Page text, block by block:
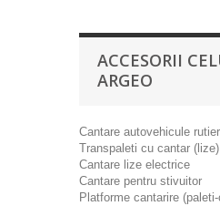
ACCESORII
ARGEO
Cantare autovehicule
Transpaleti cu cantar (lize)
Cantare lize electrice
Cantare pentru stivuitor
Platforme cantarire